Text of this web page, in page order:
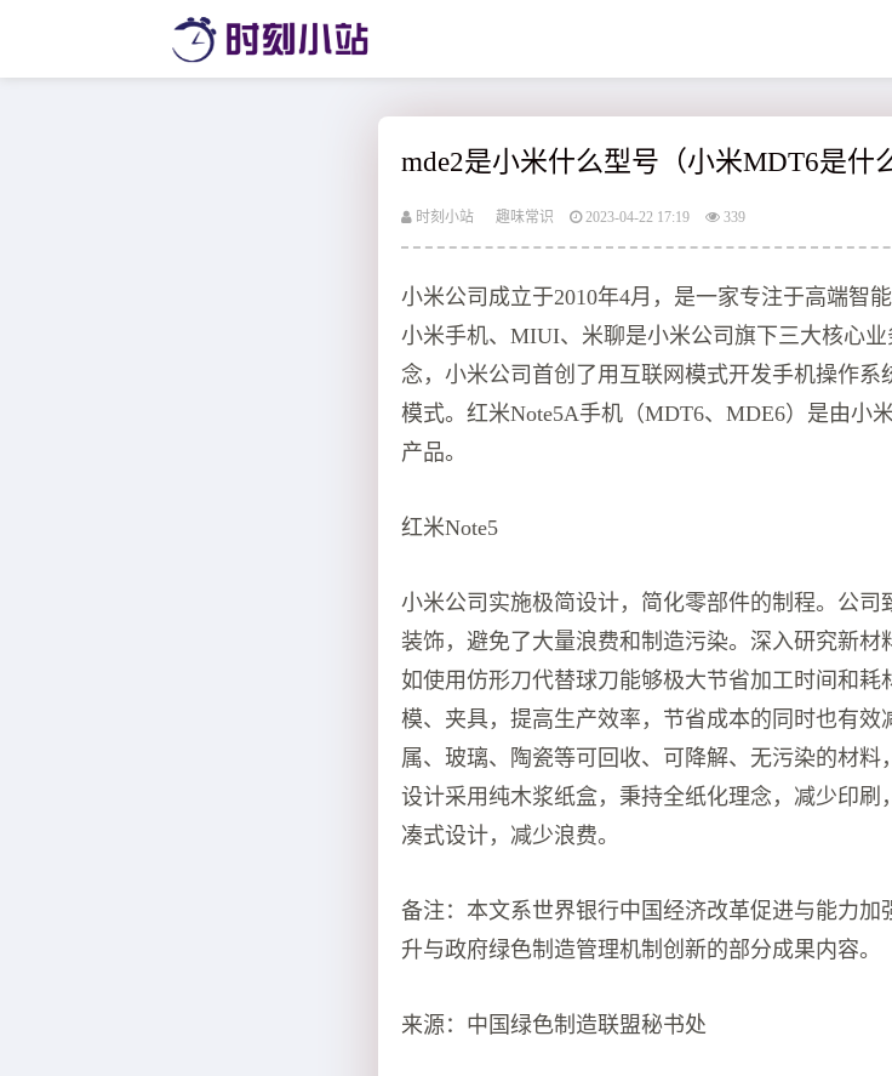
mde2是小米什么型号（小米MDT6是什
时刻小站 趣味常识 2023-04-22 17:19 339
小米公司成立于2010年4月，是一家专注于高端智
小米手机、MIUI、米聊是小米公司旗下三大核心
念，小米公司首创了用互联网模式开发手机操作系
模式。红米Note5A手机（MDT6、MDE6）是由小
产品。
红米Note5
小米公司实施极简设计，简化零部件的制程。公
装饰，避免了大量浪费和制造污染。深入研究新
如使用仿形刀代替球刀能够极大节省加工时间和耗
模、夹具，提高生产效率，节省成本的同时也有
属、玻璃、陶瓷等可回收、可降解、无污染的材
设计采用纯木浆纸盒，秉持全纸化理念，减少印
凑式设计，减少浪费。
备注：本文系世界银行中国经济改革促进与能力加
升与政府绿色制造管理机制创新的部分成果内容。
来源：中国绿色制造联盟秘书处